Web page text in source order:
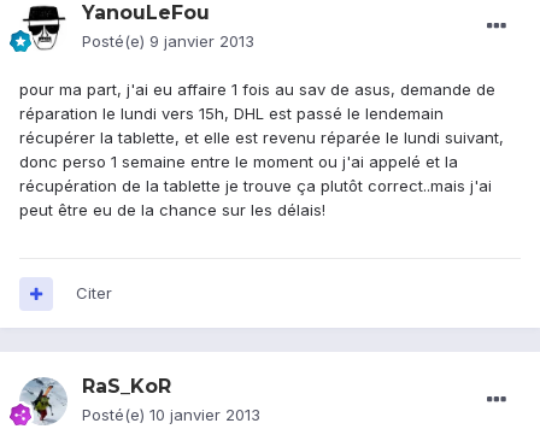
YanouLeFou
Posté(e) 9 janvier 2013
pour ma part, j'ai eu affaire 1 fois au sav de asus, demande de
réparation le lundi vers 15h, DHL est passé le lendemain
récupérer la tablette, et elle est revenu réparée le lundi suivant,
donc perso 1 semaine entre le moment ou j'ai appelé et la
récupération de la tablette je trouve ça plutôt correct..mais j'ai
peut être eu de la chance sur les délais!
Citer
RaS_KoR
Posté(e) 10 janvier 2013